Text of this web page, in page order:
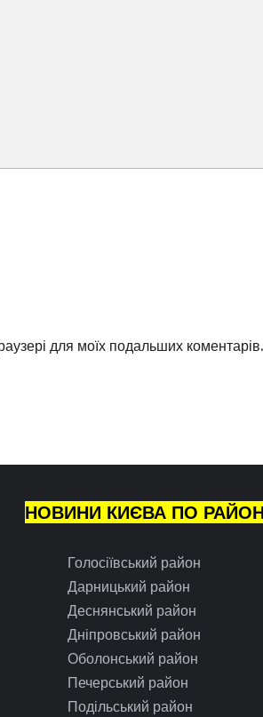
для моїх подальших коментарів.
НОВИНИ КИЄВА ПО
Голосіївський район
Дарницький район
Деснянський район
Дніпровський район
Оболонський район
Печерський район
Подільський район